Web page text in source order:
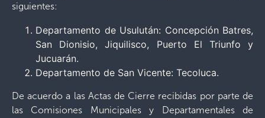
siguientes:
Departamento de Usulután: Concepción Batres,
San Dionisio, Jiquilisco, Puerto El Triunfo y
Jucuarán.
Departamento de San Vicente: Tecoluca.
De acuerdo a las Actas de Cierre recibidas por parte de
las Comisiones Municipales y Departamentales de